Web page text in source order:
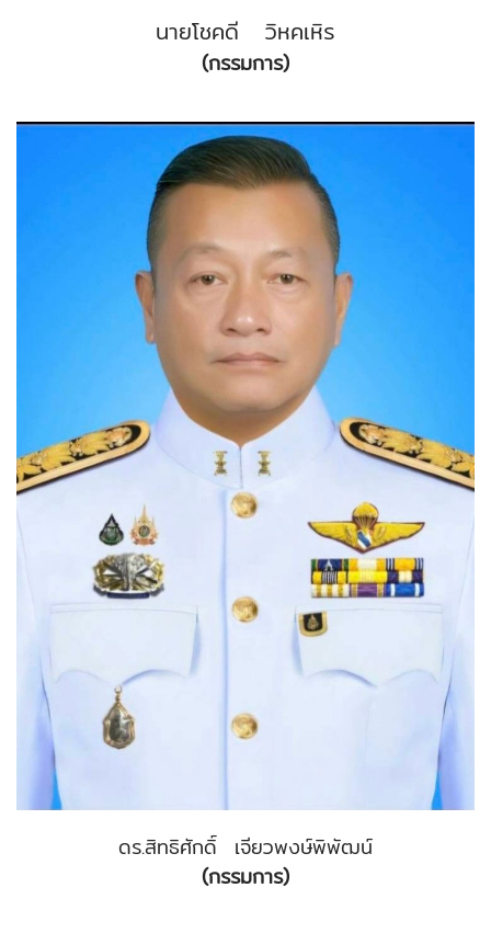
นายโชคดี วิหคเหิร
(กรรมการ)
ดร.สิทธิศักดิ์ เจียวพงษ์พิพัฒน์
(กรรมการ)